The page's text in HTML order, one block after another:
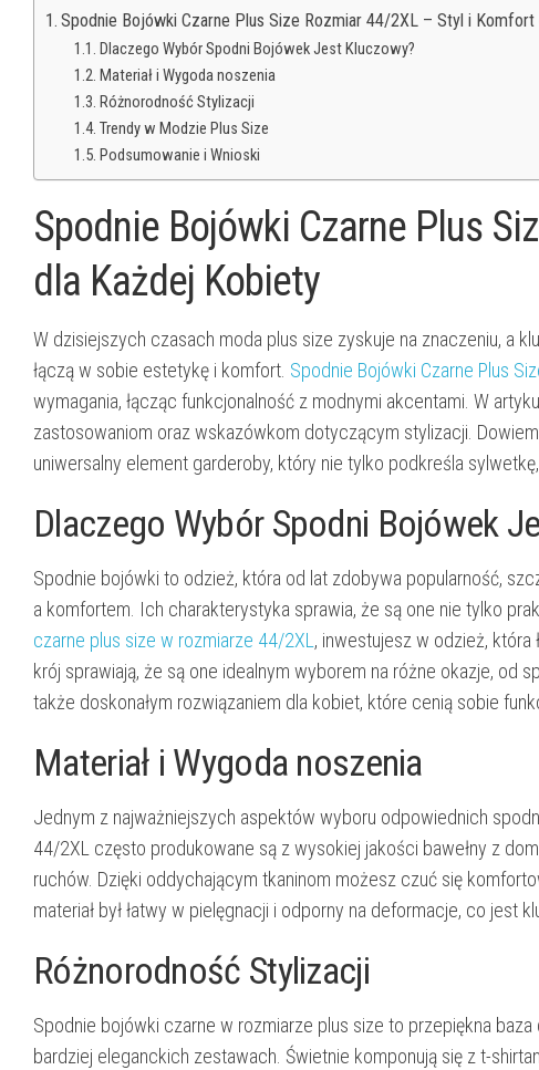
Spodnie Bojówki Czarne Plus Size Rozmiar 44/2XL – Styl i
Dlaczego Wybór Spodni Bojówek Jest Kluczowy?
Materiał i Wygoda noszenia
Różnorodność Stylizacji
Trendy w Modzie Plus Size
Podsumowanie i Wnioski
Spodnie Bojówki Czarne Plus
dla Każdej Kobiety
W dzisiejszych czasach moda plus size zyskuje na znaczeniu, a
łączą w sobie estetykę i komfort. Spodnie Bojówki Czarne Plus
wymagania, łącząc funkcjonalność z modnymi akcentami. W
zastosowaniom oraz wskazówkom dotyczącym stylizacji.
uniwersalny element garderoby, który nie tylko podkreśla
Dlaczego Wybór Spodni Bojówek
Spodnie bojówki to odzież, która od lat zdobywa popularność,
a komfortem. Ich charakterystyka sprawia, że są one nie tylko
czarne plus size w rozmiarze 44/2XL , inwestujesz w odzież, która
krój sprawiają, że są one idealnym wyborem na różne okazje, od
także doskonałym rozwiązaniem dla kobiet, które cenią sobie
Materiał i Wygoda noszenia
Jednym z najważniejszych aspektów wyboru odpowiednich
44/2XL często produkowane są z wysokiej jakości bawełny z
ruchów. Dzięki oddychającym tkaninom możesz czuć się
materiał był łatwy w pielęgnacji i odporny na deformacje, co jest
Różnorodność Stylizacji
Spodnie bojówki czarne w rozmiarze plus size to przepiękna
bardziej eleganckich zestawach. Świetnie komponują się z t-